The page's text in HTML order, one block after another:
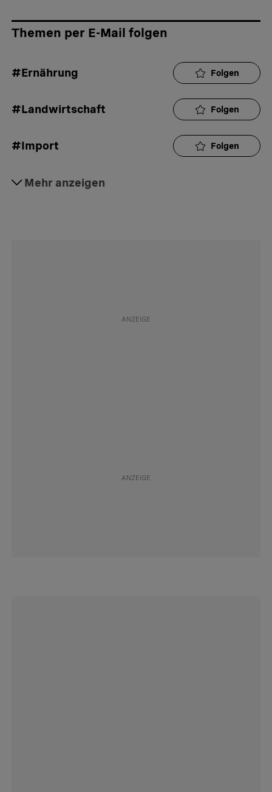
Themen per E-Mail folgen
#Ernährung Folgen
#Landwirtschaft Folgen
#Import Folgen
Mehr anzeigen
#Lebensmittel